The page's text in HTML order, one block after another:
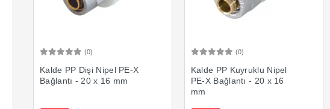
(0)
Kalde PP Dişi Nipel PE-X
Bağlantı - 20 x 16 mm
(0)
Kalde PP Kuyruklu Nipel
PE-X Bağlantı - 20 x 16
mm